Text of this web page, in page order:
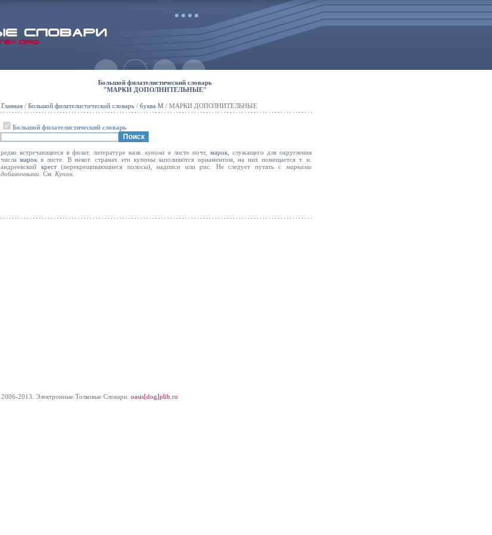
Большой филателистический словарь
"МАРКИ ДОПОЛНИТЕЛЬНЫЕ"
Главная / Большой филателистический словарь / буква М / МАРКИ ДОПОЛНИТЕЛЬНЫЕ
Большой филателистический словарь
редко встречающееся в филат. литературе назв. купона в листе почт, марок , служащего для округления
числамарок в листе. В некот. странах эти купоны заполняются орнаментом, на них помещается т. н.
андреевский крест(перекрещивающиеся полосы), надписи или рис. Не следует путать с марками
добавочными. См. Купон.
2006-2013. Электронные Толковые Cловари. oasis[dog]plib.ru